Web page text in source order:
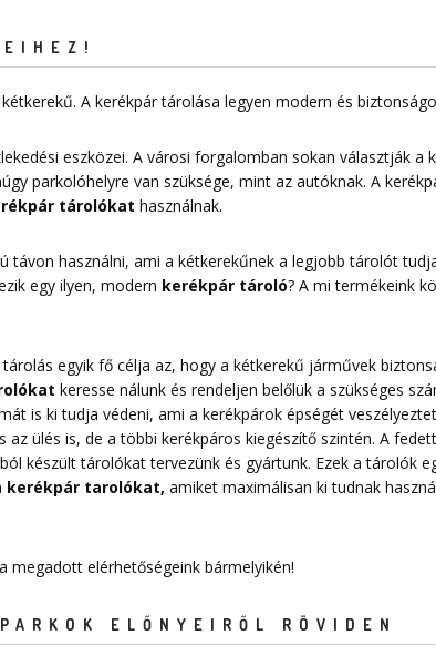
A kerékpár tárolása legyen modern és
eszközei. A városi forgalomban sokan választják a
parkolóhelyre van szüksége, mint az autóknak. A
tárolókat használnak.
távon használni, ami a kétkerekűnek a legjobb tárolót
egy ilyen, modern kerékpár tároló? A mi termékeink
tárolás egyik fő célja az, hogy a kétkerekű járművek
keresse nálunk és rendeljen belőlük a szükséges
is ki tudja védeni, ami a kerékpárok épségét
ülés is, de a többi kerékpáros kiegészítő szintén. A
készült tárolókat tervezünk és gyártunk. Ezek a tárolók
kerékpár tarolókat, amiket maximálisan ki tudnak
elérhetőségeink bármelyikén!
ELŐNYEIRŐL RÖVIDEN